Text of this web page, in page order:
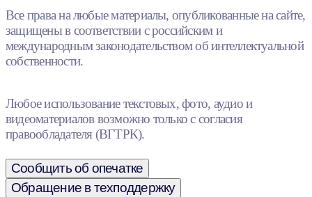
Все права на любые материалы, опубликованные на сайте,
защищены в соответствии с российским и
международным законодательством об интеллектуальной
собственности.
Любое использование текстовых, фото, аудио и
видеоматериалов возможно только с согласия
правообладателя (ВГТРК).
Сообщить об опечатке
Обращение в техподдержку